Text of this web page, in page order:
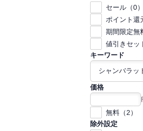
セール（0）
ポイント還
期間限定無
値引きセッ
キーワード
価格
無料（2）
除外設定